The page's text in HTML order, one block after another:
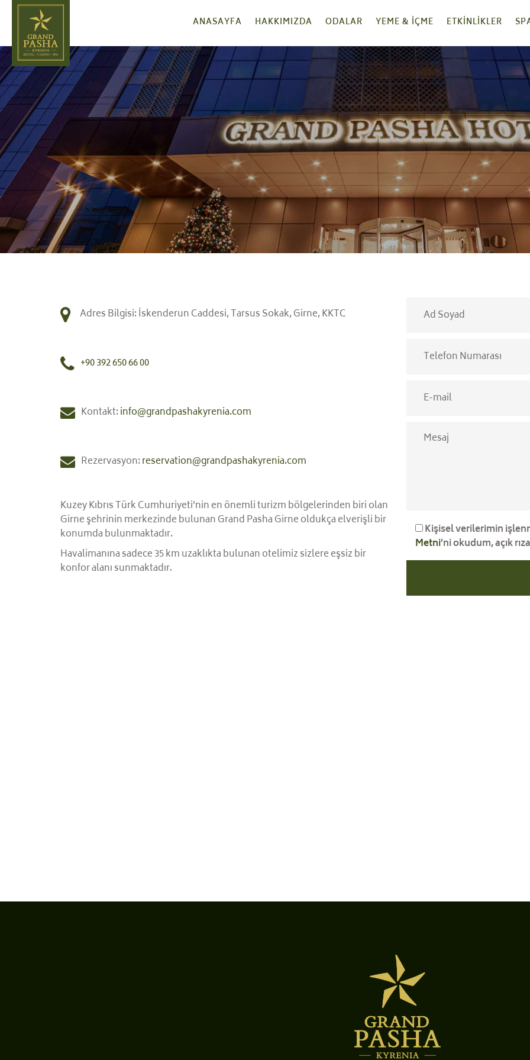
ANASAYFA HAKKIMIZDA ODALAR YEME & İÇME ETKINLIKLER
Adres Bilgisi: İskenderun Caddesi, Tarsus Sokak, Girne, KKTC
+90 392 650 66 00
Kontakt:info@grandpashakyrenia.com
Rezervasyon:reservation@grandpashakyrenia.com
Kuzey Kıbrıs Türk Cumhuriyeti’nin en önemli turizm bölgelerinden biri olan
Girne şehrinin merkezinde bulunan Grand Pasha Girne oldukça elverişli bir
konumda bulunmaktadır.
Havalimanına sadece 35 km uzaklıkta bulunan otelimiz sizlere eşsiz bir
konfor alanı sunmaktadır.
Kişisel verilerimin
Metni’ni okudum, açık